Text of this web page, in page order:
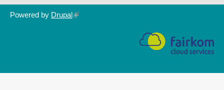
Powered by Drupal(link